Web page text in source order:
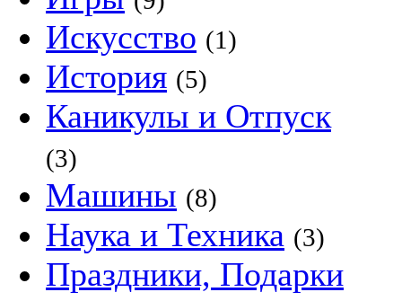
Искусство (1)
История (5)
Каникулы и Отпуск
(3)
Машины (8)
Наука и Техника (3)
Праздники, Подарки